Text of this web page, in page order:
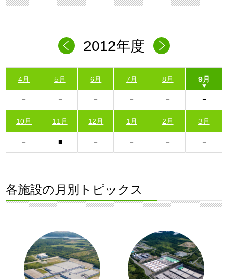
2012年度
4月 5月 6月 7月 8月 9月
10月 11月 12月 1月 2月 3月
各施設の月別トピックス